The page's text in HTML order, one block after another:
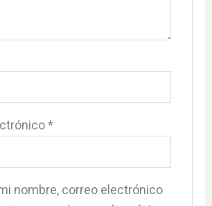
*
nombre, correo electrónico